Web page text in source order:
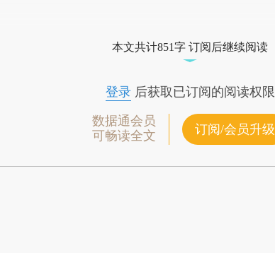
本文共计851字 订阅后继续阅读
登录后获取已订阅的阅读权限
数据通会员
可畅读全文
订阅/会员升级